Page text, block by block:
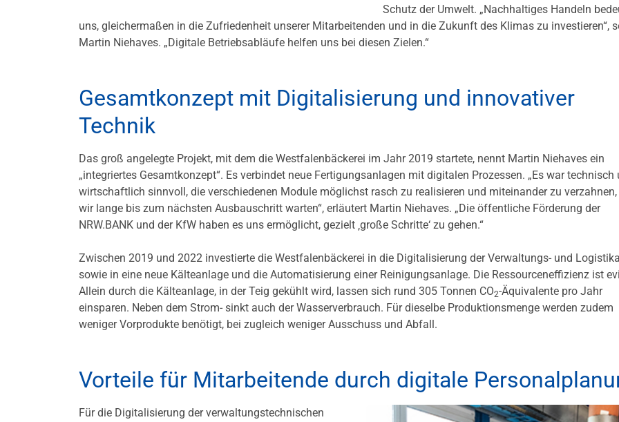
Schutz der Umwelt. „Nachhaltiges Handeln
uns, gleichermaßen in die Zufriedenheit unserer Mitarbeitenden und in die Zukunft des Klimas zu investieren“,
Martin Niehaves. „Digitale Betriebsabläufe helfen uns bei diesen Zielen.“
Gesamtkonzept mit Digitalisierung und innovativer
Technik
Das groß angelegte Projekt, mit dem die Westfalenbäckerei im Jahr 2019 startete, nennt Martin Niehaves ein
„integriertes Gesamtkonzept“. Es verbindet neue Fertigungsanlagen mit digitalen Prozessen. „Es war technisch
wirtschaftlich sinnvoll, die verschiedenen Module möglichst rasch zu realisieren und miteinander zu verzahnen,
wir lange bis zum nächsten Ausbauschritt warten“, erläutert Martin Niehaves. „Die öffentliche Förderung der
NRW.BANK und der KfW haben es uns ermöglicht, gezielt ‚große Schritte‘ zu gehen.“
Zwischen 2019 und 2022 investierte die Westfalenbäckerei in die Digitalisierung der Verwaltungs- und
sowie in eine neue Kälteanlage und die Automatisierung einer Reinigungsanlage. Die Ressourceneffizienz ist
Allein durch die Kälteanlage, in der Teig gekühlt wird, lassen sich rund 305 Tonnen CO2-Äquivalente pro Jahr
einsparen. Neben dem Strom- sinkt auch der Wasserverbrauch. Für dieselbe Produktionsmenge werden zudem
weniger Vorprodukte benötigt, bei zugleich weniger Ausschuss und Abfall.
Vorteile für Mitarbeitende durch digitale
Für die Digitalisierung der verwaltungstechnischen